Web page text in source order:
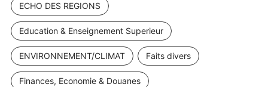
ECHO DES REGIONS
Education & Enseignement Superieur
ENVIRONNEMENT/CLIMAT Faits divers
Finances, Economie & Douanes